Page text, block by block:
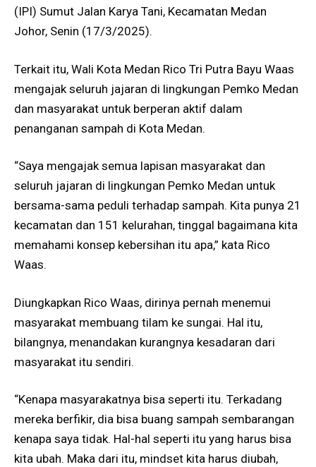
(IPI) Sumut Jalan Karya Tani, Kecamatan Medan
Johor, Senin (17/3/2025).
Terkait itu, Wali Kota Medan Rico Tri Putra Bayu Waas
mengajak seluruh jajaran di lingkungan Pemko Medan
dan masyarakat untuk berperan aktif dalam
penanganan sampah di Kota Medan.
“Saya mengajak semua lapisan masyarakat dan
seluruh jajaran di lingkungan Pemko Medan untuk
bersama-sama peduli terhadap sampah. Kita punya 21
kecamatan dan 151 kelurahan, tinggal bagaimana kita
memahami konsep kebersihan itu apa,” kata Rico
Waas.
Diungkapkan Rico Waas, dirinya pernah menemui
masyarakat membuang tilam ke sungai. Hal itu,
bilangnya, menandakan kurangnya kesadaran dari
masyarakat itu sendiri.
“Kenapa masyarakatnya bisa seperti itu. Terkadang
mereka berfikir, dia bisa buang sampah sembarangan
kenapa saya tidak. Hal-hal seperti itu yang harus bisa
kita ubah. Maka dari itu, mindset kita harus diubah,